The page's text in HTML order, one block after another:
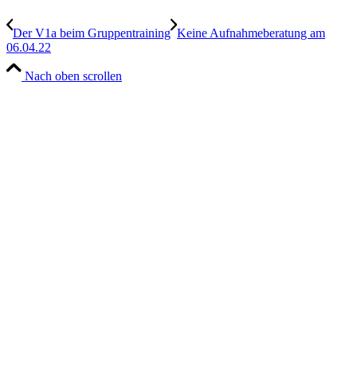
Der V1a beim Gruppentraining Keine Aufnahmeberatung am
06.04.22
Nach oben scrollen